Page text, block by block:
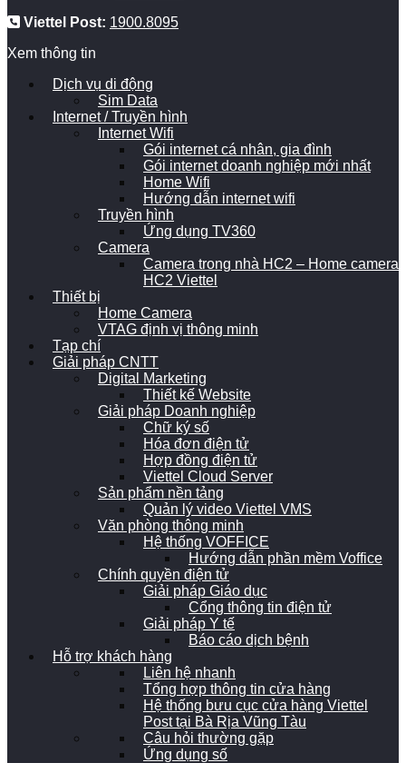
Viettel Post: 1900.8095
Xem thông tin
Dịch vụ di động
Sim Data
Internet / Truyền hình
Internet Wifi
Gói internet cá nhân, gia đình
Gói internet doanh nghiệp mới nhất
Home Wifi
Hướng dẫn internet wifi
Truyền hình
Ứng dụng TV360
Camera
Camera trong nhà HC2 – Home camera
HC2 Viettel
Thiết bị
Home Camera
VTAG định vị thông minh
Tạp chí
Giải pháp CNTT
Digital Marketing
Thiết kế Website
Giải pháp Doanh nghiệp
Chữ ký số
Hóa đơn điện tử
Hợp đồng điện tử
Viettel Cloud Server
Sản phẩm nền tảng
Quản lý video Viettel VMS
Văn phòng thông minh
Hệ thống VOFFICE
Hướng dẫn phần mềm Voffice
Chính quyền điện tử
Giải pháp Giáo dục
Cổng thông tin điện tử
Giải pháp Y tế
Báo cáo dịch bệnh
Hỗ trợ khách hàng
Liên hệ nhanh
Tổng hợp thông tin cửa hàng
Hệ thống bưu cục cửa hàng Viettel
Post tại Bà Rịa Vũng Tàu
Câu hỏi thường gặp
Ứng dụng số